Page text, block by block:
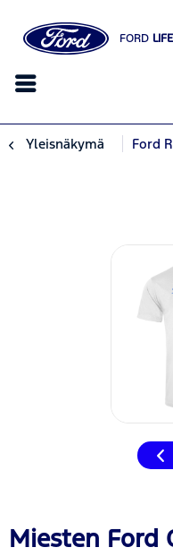
FORD
Yleisnäkymä Ford
Miesten Ford